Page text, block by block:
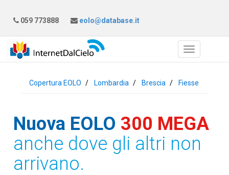
059 773888 eolo@database.it
Copertura EOLO Lombardia Brescia Fiesse
Nuova EOLO 300 MEGA
anche dove gli altri non
arrivano.